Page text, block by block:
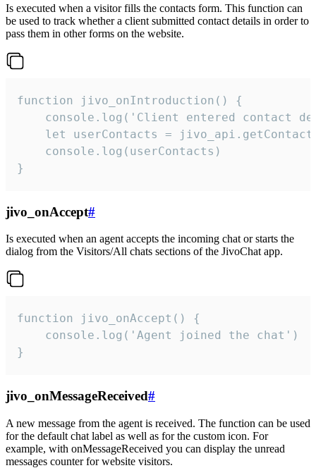
Is executed when a visitor fills the contacts form. This function can
be used to track whether a client submitted contact details in order to
pass them in other forms on the website.
function jivo_onIntroduction() {
console.log('Client entered contact
let userContacts =
    console.log(userContacts)
}
jivo_onAccept#
Is executed when an agent accepts the incoming chat or starts the
dialog from the Visitors/All chats sections of the JivoChat app.
function jivo_onAccept() {
}
jivo_onMessageReceived#
A new message from the agent is received. The function can be used
for the default chat label as well as for the custom icon. For
example, with onMessageReceived you can display the unread
messages counter for website visitors.